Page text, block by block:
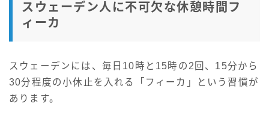
スウェーデン人に不可欠な休憩時間フ
ィーカ
スウェーデンには、毎日10時と15時の2回、15分から
30分程度の小休止を入れる「フィーカ」という習慣が
あります。